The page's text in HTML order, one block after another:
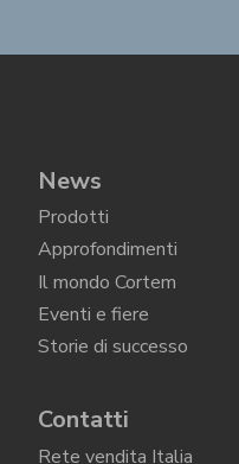
News
Prodotti
Approfondimenti
Il mondo Cortem
Eventi e fiere
Storie di successo
Contatti
Rete vendita Italia